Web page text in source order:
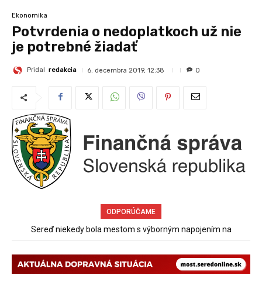
Ekonomika
Potvrdenia o nedoplatkoch už nie
je potrebné žiadať
Pridal redakcia 6. decembra 2019, 12:38 0
ODPORÚČAME
Sereď niekedy bola mestom s výborným napojením na
Pri venčení na Jesenského ulici mal usmrtiť psíka vlčiak, ktorý